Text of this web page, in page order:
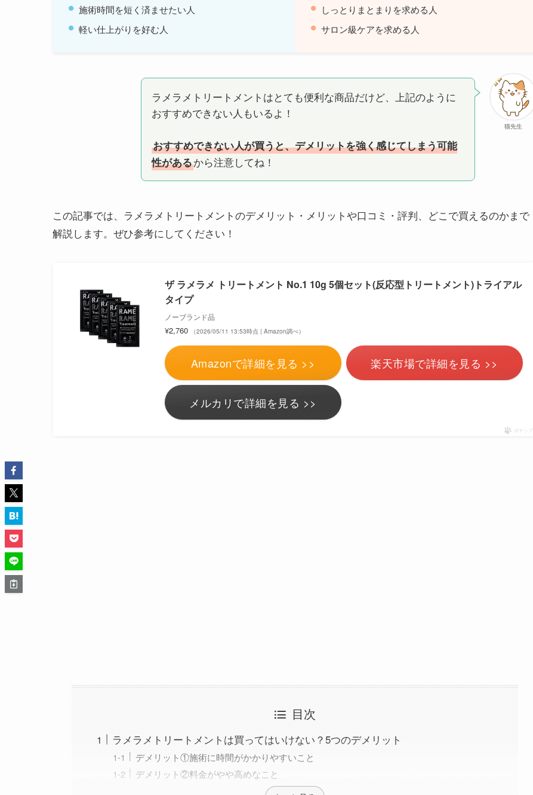
施術時間を短く済ませたい人
軽い仕上がりを好む人
しっとりまとまりを求める人
サロン級ケアを求める人
猫先生
ラメラメトリートメントはとても便利な商品だけど、上記のように
おすすめできない人もいるよ！
おすすめできない人が買うと、デメリットを強く感じてしまう可能
性があるから注意してね！
この記事では、ラメラメトリートメントのデメリット・メリットや口コミ・評判、どこで買えるのかまで
解説します。ぜひ参考にしてください！
ザ ラメラメ トリートメント No.1 10g 5個セット(反応型トリートメント)トライアル
タイプ
ノーブランド品
¥2,760 （2026/05/11 13:53時点 | Amazon調べ）
Amazonで詳細を見る >> 楽天市場で詳細を見る >>
メルカリで詳細を見る >>
ポチップ
目次
ラメラメトリートメントは買ってはいけない？5つのデメリット
デメリット①施術に時間がかかりやすいこと
デメリット②料金がやや高めなこと